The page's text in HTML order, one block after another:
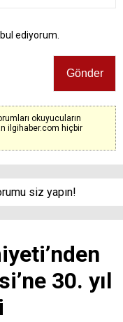
ediyorum.
okuyucuların
ilgihaber.com hiçbir
siz yapın!
30. yıl